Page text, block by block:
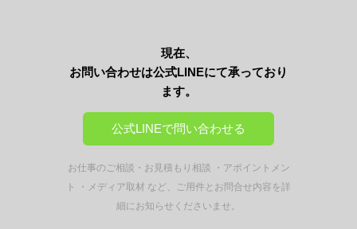
現在、
お問い合わせは公式LINEにて承っており
ます。
公式LINEで問い合わせる
お仕事のご相談・お見積もり相談 ・アポイントメン
ト ・メディア取材 など、
ご用件とお問合せ内容を詳
細にお知らせくださいませ。